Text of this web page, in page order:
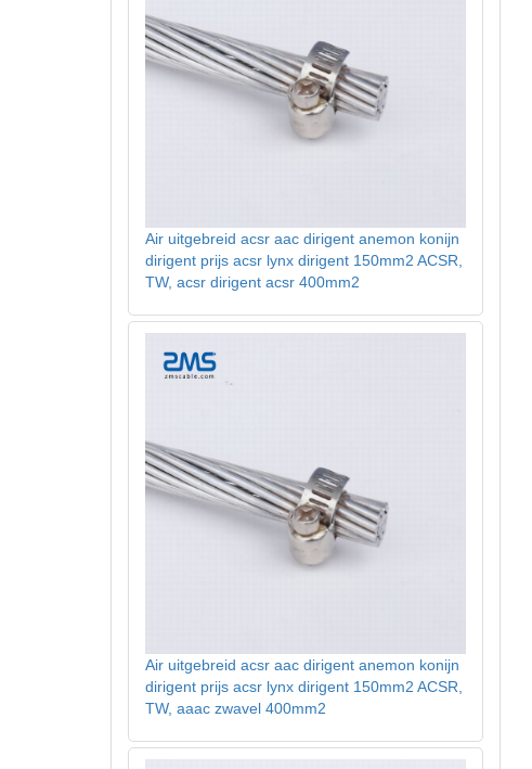
Air uitgebreid acsr aac dirigent anemon konijn
dirigent prijs acsr lynx dirigent 150mm2 ACSR,
TW, acsr dirigent acsr 400mm2
Air uitgebreid acsr aac dirigent anemon konijn
dirigent prijs acsr lynx dirigent 150mm2 ACSR,
TW, aaac zwavel 400mm2